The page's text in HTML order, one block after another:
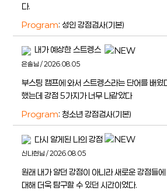
다.
Program: 성인 강점검사(기본)
내가 예상한 스트렝스
은솔님 / 2026.08.05
부스팅 캠프에 와서 스트렝스라는 단어를 배웠
했는데 강점 5가지가 너무 나같았다
Program: 청소년 강점검사(기본)
다시 알게된 나의 강점
신나현님 / 2026.08.05
원래 내가 알던 강점이 아니라 새로운 강점들
대해 더욱 탐구할 수 있던 시간이었다.